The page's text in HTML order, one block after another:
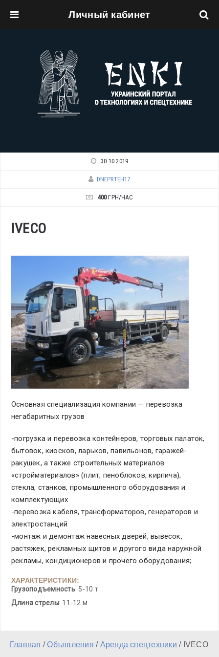
Личный кабинет
30.10.2019
DNEPRTEH17
400 ГРН/ЧАС
IVECO
Основная специализация компании — перевозка
негабаритных грузов
-погрузка и перевозка контейнеров, торговых палаток,
бытовок, киосков, ларьков, павильонов, гаражей-
ракушек, а также строительных материалов
«стройматериалов» (плит, пеноблоков, кирпича),
стекла, станков, промышленного оборудования и
комплектующих
-перевозка кабеля, трансформаторов, генераторов и
электростанций
-монтаж и демонтаж навесных дверей, вывесок,
растяжек, рекламных щитов и другого вида наружной
рекламы, кондиционеров и прочего оборудования;
ХАРАКТЕРИСТИКИ:
Грузоподъемность: 5-10 т
Длина стрелы: 11-12 м
Главная /Объявления / Аренда спецтехники / IVECO